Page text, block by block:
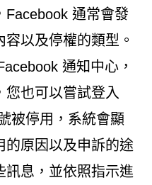
Facebook 通常會發
以及停權的類型。
通知中心，
您也可以嘗試登入
被停用，系統會顯
的原因以及申訴的途
訊息，並依照指示進